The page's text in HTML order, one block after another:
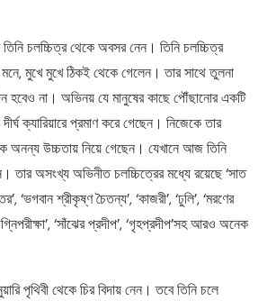
চলচ্চিত্র থেকে অবসর নেন। তিনি চলচ্চিত্র
মুখে মুখে ঠিকই থেকে গেলেন। তার সাথে তুলনা
হবেও না। অভিনয় যে মানুষের কাছে পৌঁছানোর একটি
ক্যারিয়ারে প্রমাণ করে গেছেন। নিজেকে তার
অনন্য উচ্চতায় নিয়ে গেছেন। যেখানে আজ তিনি
তার অসংখ্য অভিনীত চলচ্চিত্রের মধ্যে রয়েছে ‘সাত
‘ভগবান শ্রীকৃষ্ণ চৈতন্য’, ‘কাজরী’, ‘ঢুলি’, ‘মরণের
‘সাঁঝের প্রদীপ’, ‘গৃহপ্রদীপ’সহ আরও অনেক
পৃথিবী থেকে চির বিদায় নেন। তবে তিনি চলে